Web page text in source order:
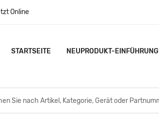
Online
STARTSEITE NEUPRODUKT-EINFÜHRUNG